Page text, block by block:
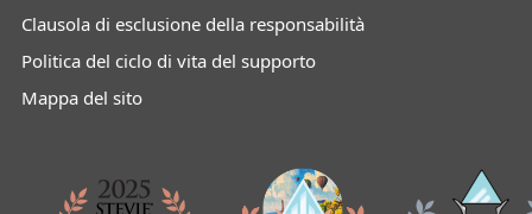
Clausola di esclusione della responsabilità
Politica del ciclo di vita del supporto
Mappa del sito